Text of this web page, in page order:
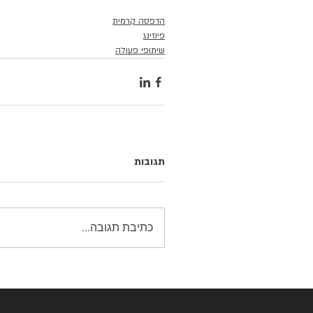
הדפסה קרמית
פיוזינג
שיתופי פעולה
תגובות
כתיבת תגובה...